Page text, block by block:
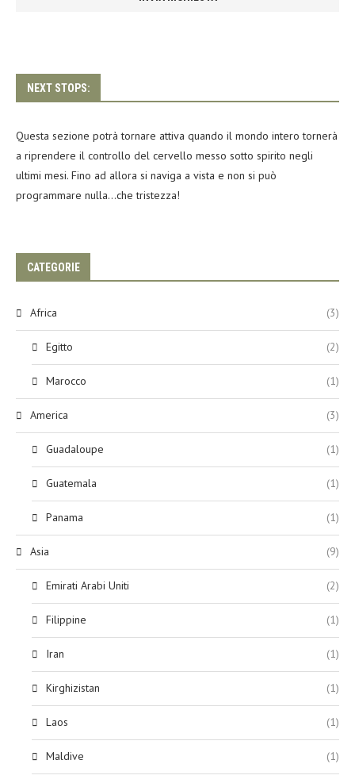
NEXT STOPS:
Questa sezione potrà tornare attiva quando il mondo intero tornerà
a riprendere il controllo del cervello messo sotto spirito negli
ultimi mesi. Fino ad allora si naviga a vista e non si può
programmare nulla…che tristezza!
CATEGORIE
Africa (3)
Egitto (2)
Marocco (1)
America (3)
Guadaloupe (1)
Guatemala (1)
Panama (1)
Asia (9)
Emirati Arabi Uniti (2)
Filippine (1)
Iran (1)
Kirghizistan (1)
Laos (1)
Maldive (1)